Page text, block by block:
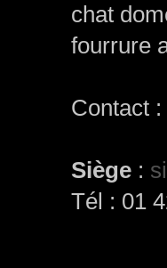
chat
fourrure
Contact :
Siège :
Tél : 01